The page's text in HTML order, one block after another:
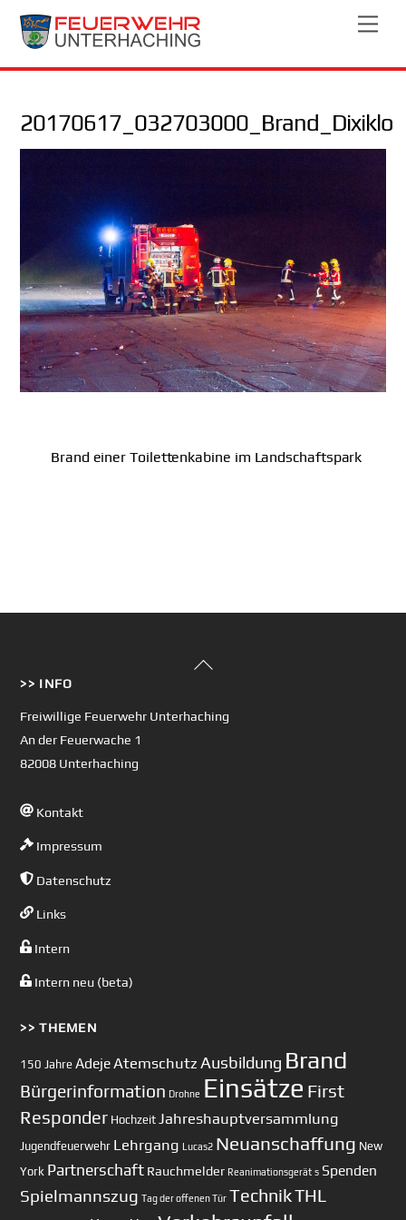
Skip
20170617_032703000_Brand_Dixiklo
Brand einer Toilettenkabine im Landschaftspark
Back
>> INFO
Freiwillige Feuerwehr Unterhaching
An der Feuerwache 1
82008 Unterhaching
Kontakt
Impressum
Datenschutz
Links
Intern
Intern neu (beta)
>> THEMEN
150 Jahre AdejeAtemschutz Ausbildung Brand
Bürgerinformation Drohne Einsätze First
Responder Hochzeit Jahreshauptversammlung
Jugendfeuerwehr Lehrgang Lucas2 Neuanschaffung New
York Partnerschaft Rauchmelder Reanimationsgerät s Spenden
Spielmannszug Tag der offenen Tür TechnikTHL